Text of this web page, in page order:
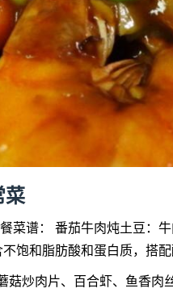
菜
菜谱： 番茄牛肉炖土豆：
饱和脂肪酸和蛋白质，搭配
菇炒肉片、百合虾、鱼香肉